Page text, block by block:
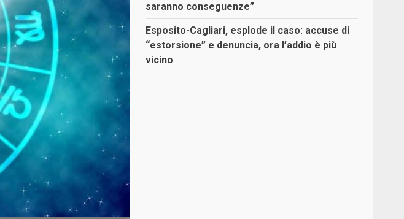
saranno conseguenze”
Esposito-Cagliari, esplode il caso: accuse di
“estorsione” e denuncia, ora l’addio è più
vicino